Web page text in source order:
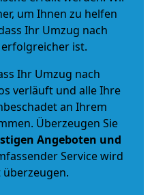
um Ihnen zu helfen
Ihr Umzug nach
ist.
Ihr Umzug nach
verläuft und alle Ihre
an Ihrem
Überzeugen Sie
Angeboten und
Service wird